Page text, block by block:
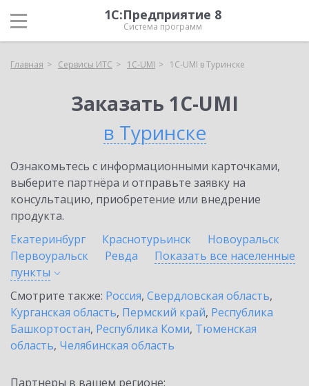
1С:Предприятие 8
Система программ
Главная Сервисы ИТС 1C-UMI 1C-UMI в Туринске
Заказать 1C-UMI
в Туринске
Ознакомьтесь с информационными карточками,
выберите партнёра и отправьте заявку на
консультацию, приобретение или внедрение
продукта.
Екатеринбург
Краснотурьинск
Новоуральск
Первоуральск
Ревда
Показать все населенные
пункты
Смотрите также: Россия, Свердловская область,
Курганская область, Пермский край, Республика
Башкортостан, Республика Коми, Тюменская
область, Челябинская область
Партнеры в вашем регионе: